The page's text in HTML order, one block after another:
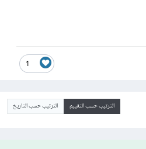
1
الترتيب حسب التقييم الترتيب حسب التاريخ